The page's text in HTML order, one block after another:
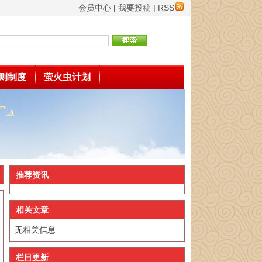
会员中心 | 我要投稿 | RSS
制度 萤火虫计划
推荐资讯
相关文章
无相关信息
栏目更新